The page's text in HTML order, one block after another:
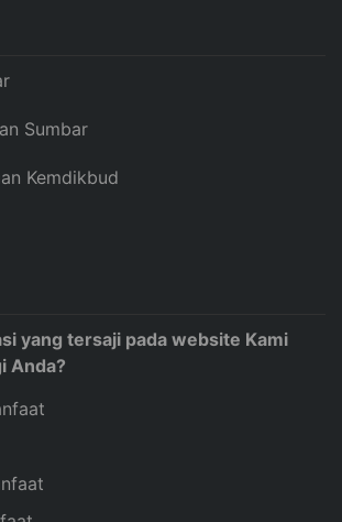
Sumbar
Kemdikbud
yang tersaji pada website Kami
Anda?